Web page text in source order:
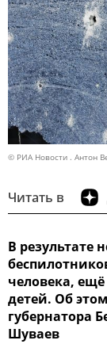
© РИА Новости . Антон
Читать в
В результате
человека,
детей. Об
губернатора
Шуваев